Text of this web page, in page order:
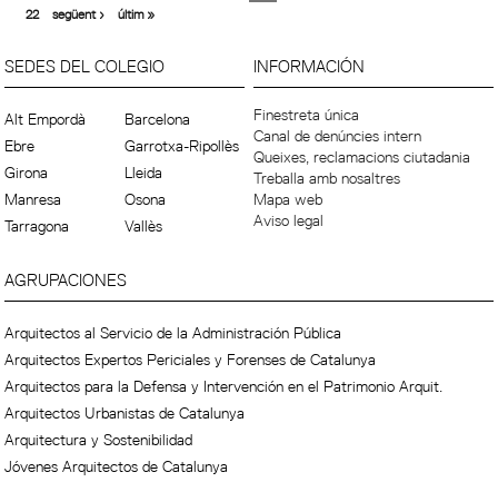
22
següent › últim »
SEDES DEL COLEGIO
Alt Empordà
Barcelona
Ebre
Garrotxa-Ripollès
Girona
Lleida
Manresa
Osona
Tarragona
Vallès
INFORMACIÓN
Finestreta única
Canal de denúncies intern
Queixes, reclamacions ciutadania
Treballa amb nosaltres
Mapa web
Aviso legal
AGRUPACIONES
Arquitectos al Servicio de la Administración Pública
Arquitectos Expertos Periciales y Forenses de Catalunya
Arquitectos para la Defensa y Intervención en el Patrimonio Arquit.
Arquitectos Urbanistas de Catalunya
Arquitectura y Sostenibilidad
Jóvenes Arquitectos de Catalunya